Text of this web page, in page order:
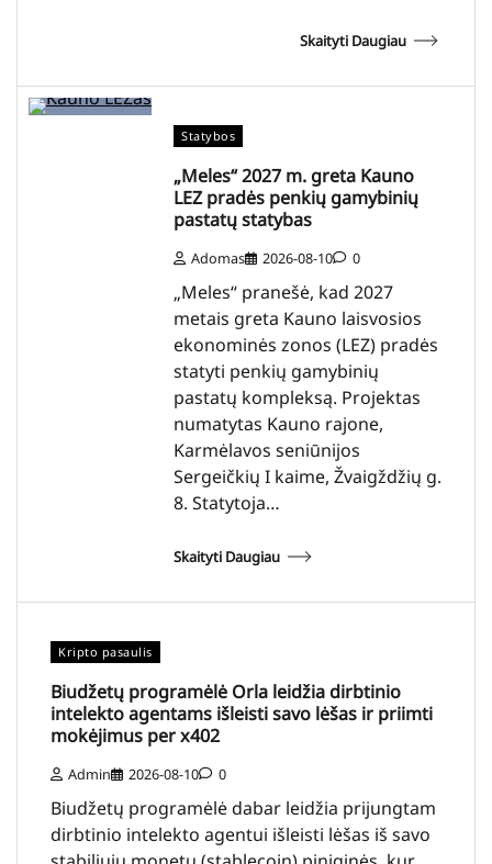
Skaityti Daugiau
Statybos
„Meles“ 2027 m. greta Kauno
LEZ pradės penkių gamybinių
pastatų statybas
Adomas 2026-08-10 0
„Meles“ pranešė, kad 2027
metais greta Kauno laisvosios
ekonominės zonos (LEZ) pradės
statyti penkių gamybinių
pastatų kompleksą. Projektas
numatytas Kauno rajone,
Karmėlavos seniūnijos
Sergeičkių I kaime, Žvaigždžių g.
8. Statytoja…
Skaityti Daugiau
Kripto pasaulis
Biudžetų programėlė Orla leidžia dirbtinio
intelekto agentams išleisti savo lėšas ir priimti
mokėjimus per x402
Admin 2026-08-10 0
Biudžetų programėlė dabar leidžia prijungtam
dirbtinio intelekto agentui išleisti lėšas iš savo